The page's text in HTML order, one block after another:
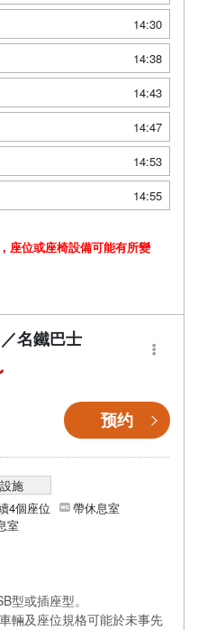
14:30
14:38
14:43
14:47
14:53
14:55
座位或座椅設備可能有所變
名鐵巴士
预约
設施
4個座位
帶休息室
室
型或插座型。
輛及座位規格可能於未事先